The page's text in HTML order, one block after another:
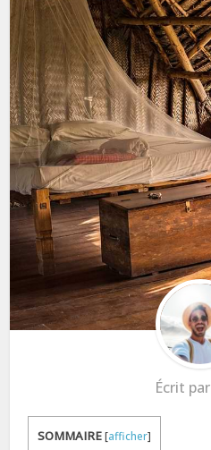
Écrit par
SOMMAIRE[afficher]